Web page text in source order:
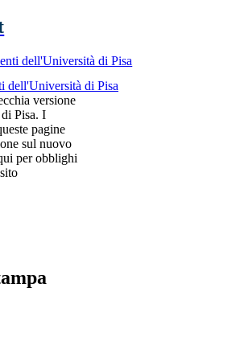
versione
Pisa. I
pagine
sul nuovo
per obblighi